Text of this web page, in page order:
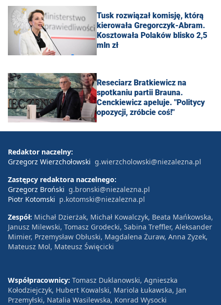
Tusk rozwiązał komisję, którą
kierowała Gregorczyk-Abram.
Kosztowała Polaków blisko 2,5
mln zł
Reseciarz Bratkiewicz na
spotkaniu partii Brauna.
Cenckiewicz apeluje. "Politycy
opozycji, zróbcie coś!"
Redaktor naczelny:
Grzegorz Wierzchołowski g.wierzcholowski@niezalezna.pl
Zastępcy redaktora naczelnego:
Grzegorz Broński g.bronski@niezalezna.pl
Piotr Kotomski p.kotomski@niezalezna.pl
Zespół: Michał Dzierżak, Michał Kowalczyk, Beata Mańkowska,
Janusz Milewski, Tomasz Grodecki, Sabina Treffler, Aleksander
Mimier, Przemysław Obłuski, Magdalena Żuraw, Anna Zyzek,
Mateusz Mol, Mateusz Święcicki
Współpracownicy: Tomasz Duklanowski, Agnieszka
Kołodziejczyk, Hubert Kowalski, Mariola Łukawska, Jan
Przemyłski, Natalia Wasilewska, Konrad Wysocki